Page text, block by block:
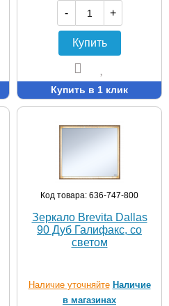
-
+
Купить
Купить в 1 клик
Код товара: 636-747-800
Зеркало Brevita Dallas
90 Дуб Галифакс, со
светом
Наличие уточняйте Наличие
в магазинах